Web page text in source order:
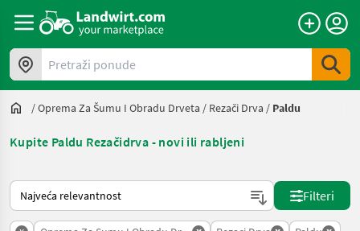
Pretraži ponude
/Oprema Za Šumu I Obradu Drveta / Rezači Drva / Paldu
Kupite Paldu Rezačidrva - novi ili rabljeni
Način na koji sortira Landwirt.com
Filteri